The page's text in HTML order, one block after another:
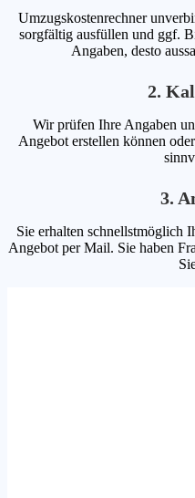
Umzugskostenrechner
sorgfältig ausfüllen und ggf.
Angaben, desto
2.
Wir prüfen Ihre Angaben
Angebot erstellen können
3.
Sie erhalten schnellstmöglich
Angebot per Mail. Sie haben